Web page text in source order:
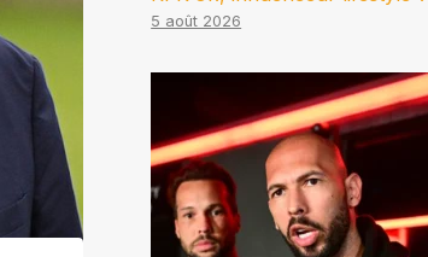
5 août 2026